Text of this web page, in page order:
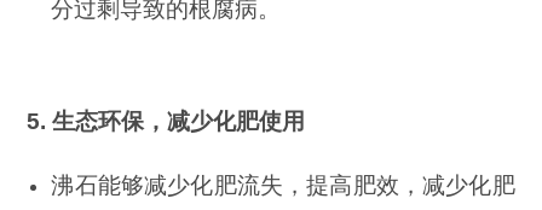
分过剩导致的根腐病。
5. 生态环保，减少化肥使用
沸石能够减少化肥流失，提高肥效，减少化肥